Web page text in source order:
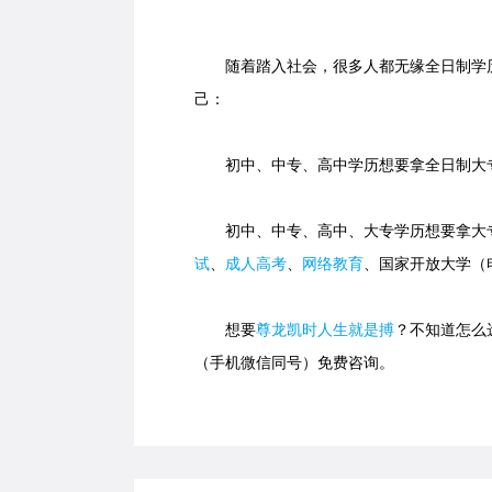
随着踏入社会，很多人都无缘全日制学
己：
初中、中专、高中学历想要拿全日制大
初中、中专、高中、大专学历想要拿大
试、 成人高考、 网络教育、国家开放大学
想要尊龙凯时人生就是搏 ？不知道怎
（手机微信同号）免费咨询。